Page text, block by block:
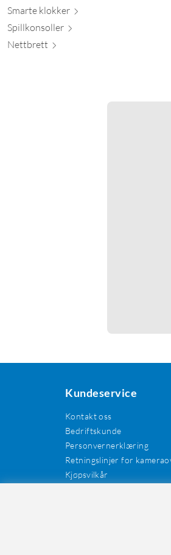
Smarte klokker
Spillkonsoller
Nettbrett
Kundeservice
Kontakt oss
Bedriftskunde
Personvernerklæring
Retningslinjer for
Kjøpsvilkår